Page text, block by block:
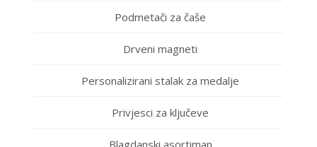
Podmetači za čaše
Drveni magneti
Personalizirani stalak za medalje
Privjesci za ključeve
Blagdanski asortiman